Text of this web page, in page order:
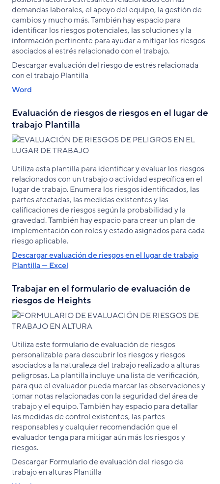
demandas laborales, el apoyo del equipo, la gestión de
cambios y mucho más. También hay espacio para
identificar los riesgos potenciales, las soluciones y la
información pertinente para ayudar a mitigar los riesgos
asociados al estrés relacionado con el trabajo.
Descargar evaluación del riesgo de estrés relacionada
con el trabajo Plantilla
Word
Evaluación de riesgos de riesgos en el lugar de
trabajo Plantilla
Utiliza esta plantilla para identificar y evaluar los riesgos
relacionados con un trabajo o actividad específica en el
lugar de trabajo. Enumera los riesgos identificados, las
partes afectadas, las medidas existentes y las
calificaciones de riesgos según la probabilidad y la
gravedad. También hay espacio para crear un plan de
implementación con roles y estado asignados para cada
riesgo aplicable.
Descargar evaluación de riesgos en el lugar de trabajo
Plantilla — Excel
Trabajar en el formulario de evaluación de
riesgos de Heights
Utiliza este formulario de evaluación de riesgos
personalizable para descubrir los riesgos y riesgos
asociados a la naturaleza del trabajo realizado a alturas
peligrosas. La plantilla incluye una lista de verificación,
para que el evaluador pueda marcar las observaciones y
tomar notas relacionadas con la seguridad del área de
trabajo y el equipo. También hay espacio para detallar
las medidas de control existentes, las partes
responsables y cualquier recomendación que el
evaluador tenga para mitigar aún más los riesgos y
riesgos.
Descargar Formulario de evaluación del riesgo de
trabajo en alturas Plantilla